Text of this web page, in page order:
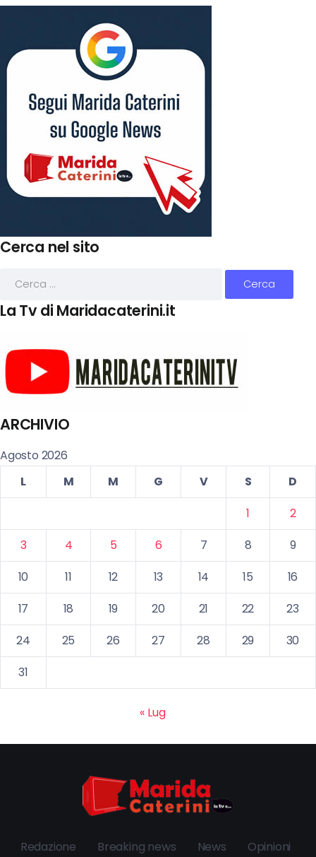
Cerca nel sito
La Tv di Maridacaterini.it
ARCHIVIO
Agosto 2026
L
M M G V S
D
1
2
3
4 5 6 7 8
9
10
11 12 13 14 15
16
17
18 19 20 21 22
23
24
25 26 27 28 29
30
31
« Lug
Redazione Breaking news News Opinioni